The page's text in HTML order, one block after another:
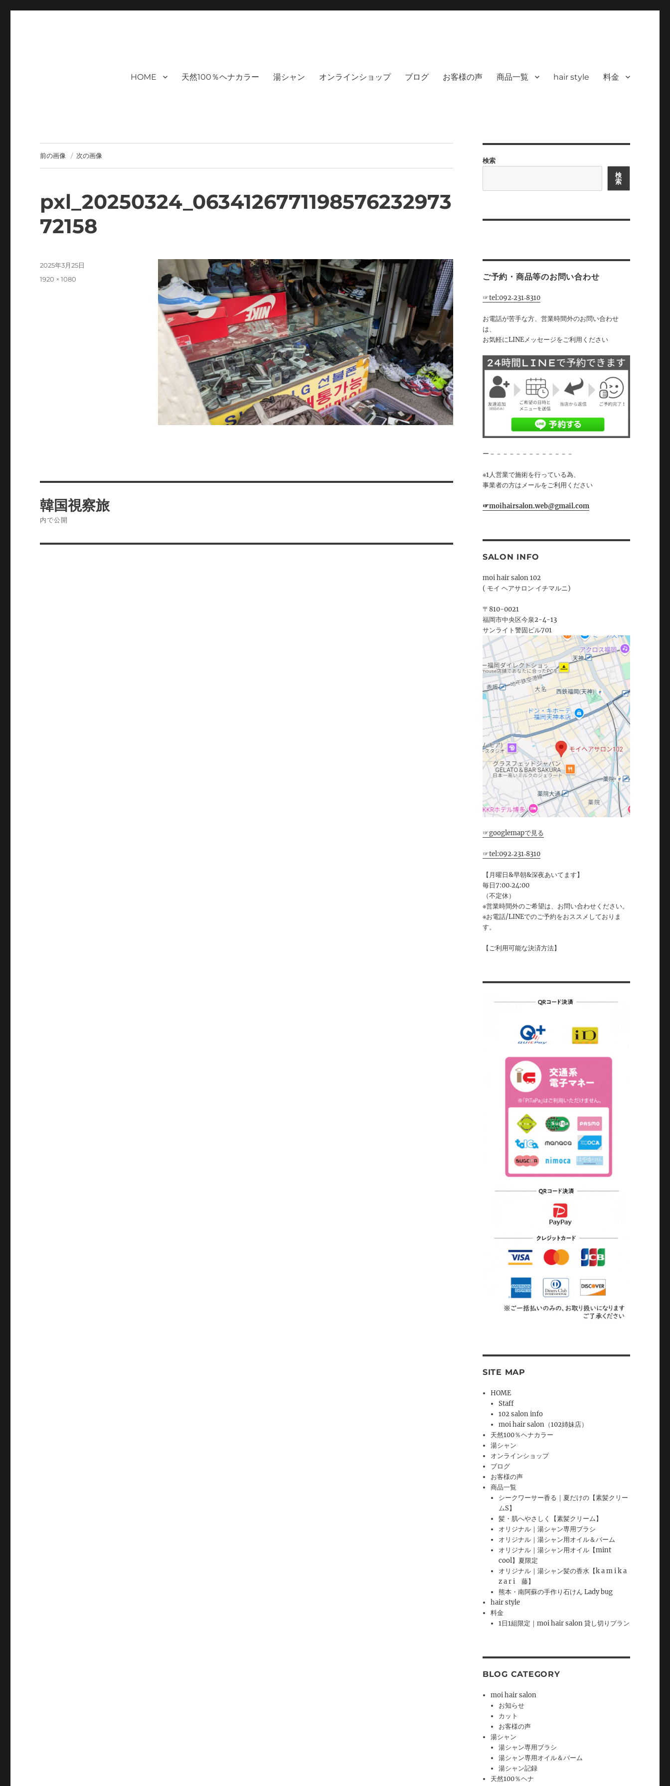
ケアサロン｜オフィシャルサイト｜福岡天神エリアで早朝7時から深夜24時まで営業｜天然100％
HOME 天然100％ヘナカラー 湯シャン オンラインショップ ブログ お客様の声 商品一覧 hair style 料金
前の画像 次の画像
pxl_20250324_0634126771198576232973
72158
投
2025年3月25日
フ
1920 × 1080
稿
韓国視察旅
内で公開
検索
検
索
ご予約・商品等のお問い合わせ
☞tel:092‐231‐8310
お電話が苦手な方、営業時間外のお問い合わせ
は、
お気軽にLINEメッセージをご利用ください
ー－－－－－－－－－－－－－
※1人営業で施術を行っている為、
事業者の方はメールをご利用ください
☞moihairsalon.web@gmail.com
SALON INFO
moi hair salon 102
( モイ ヘアサロン イチマルニ)
〒810-0021
福岡市中央区今泉2-4-13
サンライト警固ビル701
☞googlemapで見る
☞tel:092‐231‐8310
【月曜日&早朝&深夜あいてます】
毎日7:00‐24:00
（不定休）
※営業時間外のご希望は、お問い合わせください。
※お電話/LINEでのご予約をおススメしておりま
す。
【ご利用可能な決済方法】
SITE MAP
HOME
Staff
102 salon info
moi hair salon（102姉妹店）
天然100％ヘナカラー
湯シャン
オンラインショップ
ブログ
お客様の声
商品一覧
シークワーサー香る｜夏だけの【素髪クリー
ムS】
髪・肌へやさしく【素髪クリーム】
オリジナル｜湯シャン専用ブラシ
オリジナル｜湯シャン用オイル＆バーム
オリジナル｜湯シャン用オイル【mint
cool】夏限定
オリジナル｜湯シャン髪の香水【k a m i k a
z a r i 藤】
熊本・南阿蘇の手作り石けん Lady bug
hair style
料金
1日1組限定｜moi hair salon 貸し切りプラン
BLOG CATEGORY
moi hair salon
お知らせ
カット
お客様の声
湯シャン
湯シャン専用ブラシ
湯シャン専用オイル＆バーム
湯シャン記録
天然100％ヘナ